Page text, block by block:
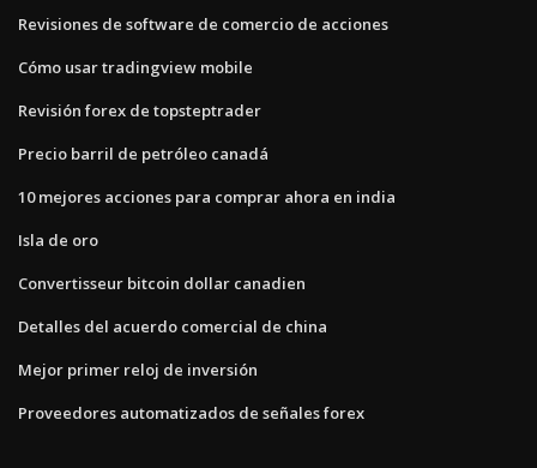
Revisiones de software de comercio de acciones
Cómo usar tradingview mobile
Revisión forex de topsteptrader
Precio barril de petróleo canadá
10 mejores acciones para comprar ahora en india
Isla de oro
Convertisseur bitcoin dollar canadien
Detalles del acuerdo comercial de china
Mejor primer reloj de inversión
Proveedores automatizados de señales forex